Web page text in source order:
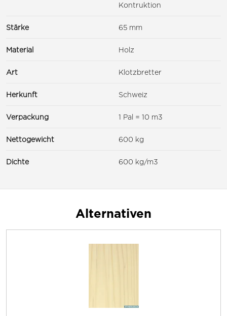
Kontruktion
Stärke 65 mm
Material Holz
Art Klotzbretter
Herkunft Schweiz
Verpackung 1 Pal = 10 m3
Nettogewicht 600 kg
Dichte 600 kg/m3
Alternativen